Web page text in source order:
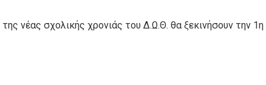
νέας σχολικής χρονιάς του Δ.Ω.Θ. θα ξεκινήσουν την